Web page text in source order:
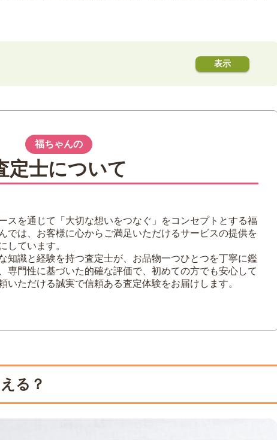
などの伝統工芸品
中古食器：ブランド食器
ゲン
取は可能？
ものを仕分ける
ブランド品を識別する
福ちゃんの
定士について
スを通じて「大切な想いをつなぐ」をコンセプトとする福
では、お客様に心からご満足いただけるサービスの提供を
しています。
知識と経験を持つ査定士が、お品物一つひとつを丁寧に鑑
専門性に基づいた的確な評価で、初めての方でも安心して
いただける誠実で信頼ある査定体験をお届けします。
る？